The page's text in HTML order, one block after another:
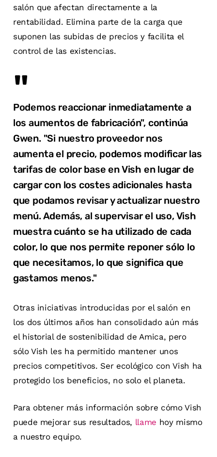
salón que afectan directamente a la
rentabilidad. Elimina parte de la carga que
suponen las subidas de precios y facilita el
control de las existencias.
"
Podemos reaccionar inmediatamente a
los aumentos de fabricación", continúa
Gwen. "Si nuestro proveedor nos
aumenta el precio, podemos modificar las
tarifas de color base en Vish en lugar de
cargar con los costes adicionales hasta
que podamos revisar y actualizar nuestro
menú. Además, al supervisar el uso, Vish
muestra cuánto se ha utilizado de cada
color, lo que nos permite reponer sólo lo
que necesitamos, lo que significa que
gastamos menos."
Otras iniciativas introducidas por el salón en
los dos últimos años han consolidado aún más
el historial de sostenibilidad de Amica, pero
sólo Vish les ha permitido mantener unos
precios competitivos. Ser ecológico con Vish ha
protegido los beneficios, no solo el planeta.
Para obtener más información sobre cómo Vish
puede mejorar sus resultados, llame hoy mismo
a nuestro equipo.